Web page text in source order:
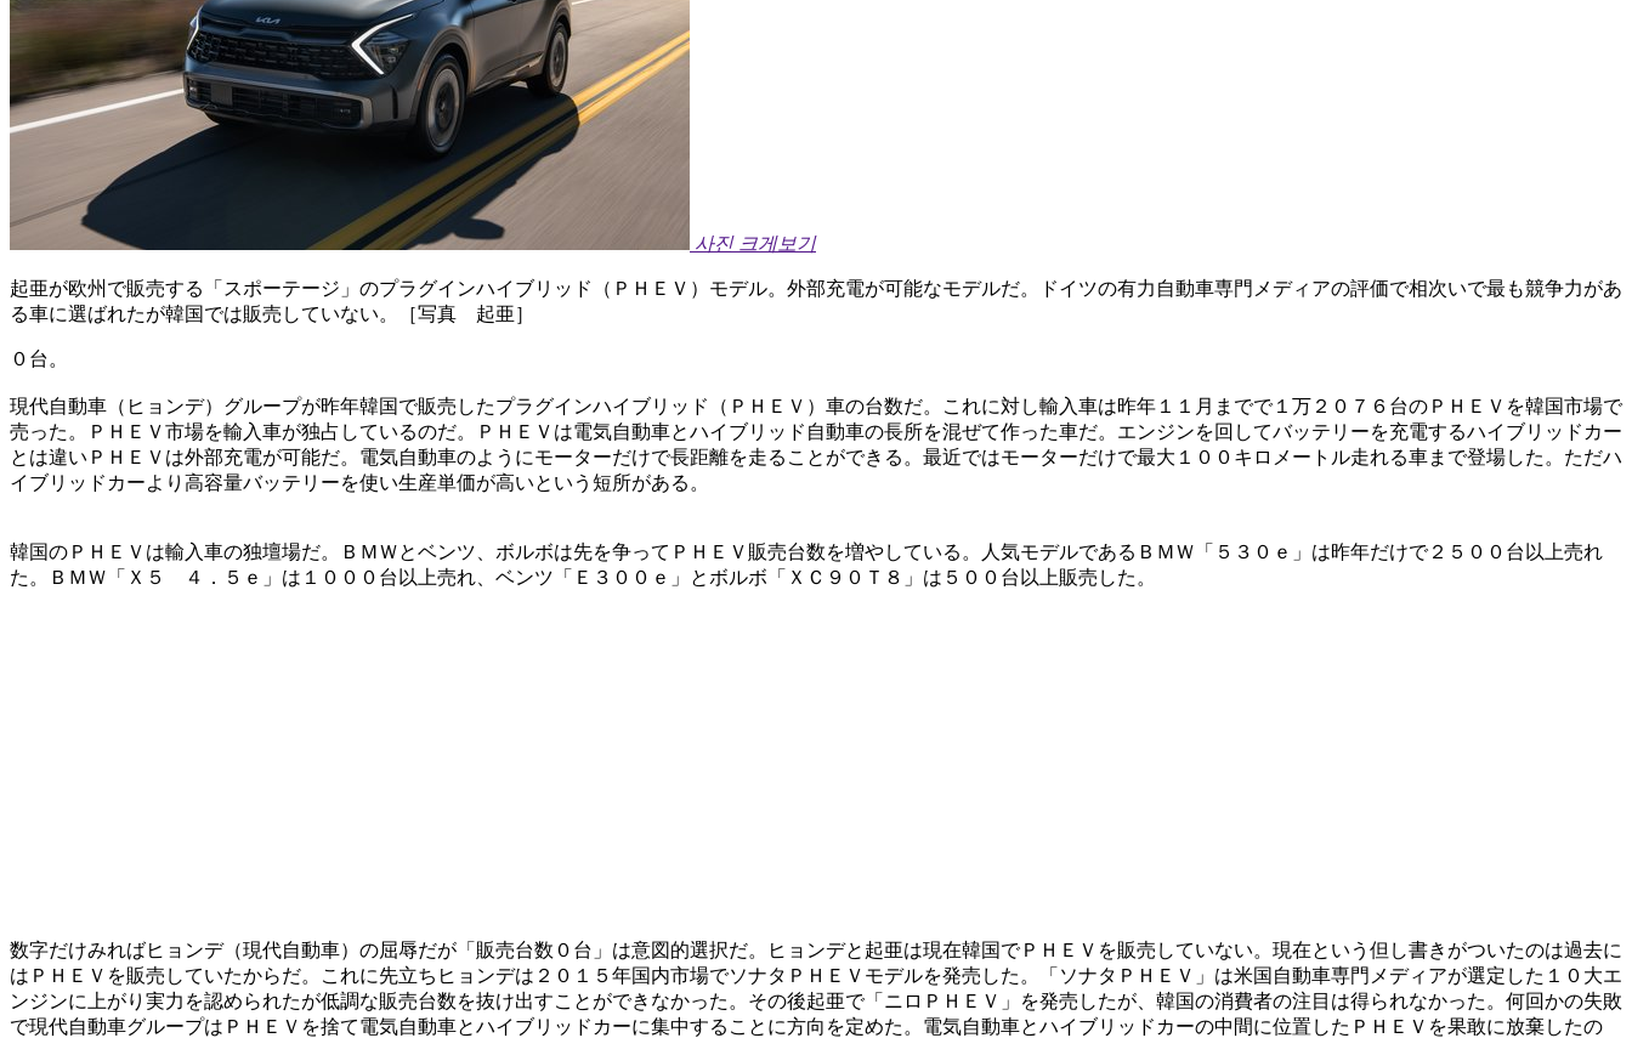
사진 크게보기
起亜が欧州で販売する「スポーテージ」のプラグインハイブリッド（ＰＨＥＶ）モデル。外部充電が可能なモデルだ。ドイツの有力自動車専門メディアの評価で相次いで最も競争力があ
る車に選ばれたが韓国では販売していない。［写真 起亜］
０台。
現代自動車（ヒョンデ）グループが昨年韓国で販売したプラグインハイブリッド（ＰＨＥＶ）車の台数だ。これに対し輸入車は昨年１１月までで１万２０７６台のＰＨＥＶを韓国市場で
売った。ＰＨＥＶ市場を輸入車が独占しているのだ。ＰＨＥＶは電気自動車とハイブリッド自動車の長所を混ぜて作った車だ。エンジンを回してバッテリーを充電するハイブリッドカー
とは違いＰＨＥＶは外部充電が可能だ。電気自動車のようにモーターだけで長距離を走ることができる。最近ではモーターだけで最大１００キロメートル走れる車まで登場した。ただハ
イブリッドカーより高容量バッテリーを使い生産単価が高いという短所がある。
韓国のＰＨＥＶは輸入車の独壇場だ。ＢＭＷとベンツ、ボルボは先を争ってＰＨＥＶ販売台数を増やしている。人気モデルであるＢＭＷ「５３０ｅ」は昨年だけで２５００台以上売れ
た。ＢＭＷ「Ｘ５ ４．５ｅ」は１０００台以上売れ、ベンツ「Ｅ３００ｅ」とボルボ「ＸＣ９０Ｔ８」は５００台以上販売した。
数字だけみればヒョンデ（現代自動車）の屈辱だが「販売台数０台」は意図的選択だ。ヒョンデと起亜は現在韓国でＰＨＥＶを販売していない。現在という但し書きがついたのは過去に
はＰＨＥＶを販売していたからだ。これに先立ちヒョンデは２０１５年国内市場でソナタＰＨＥＶモデルを発売した。「ソナタＰＨＥＶ」は米国自動車専門メディアが選定した１０大エ
ンジンに上がり実力を認められたが低調な販売台数を抜け出すことができなかった。その後起亜で「ニロＰＨＥＶ」を発売したが、韓国の消費者の注目は得られなかった。何回かの失敗
で現代自動車グループはＰＨＥＶを捨て電気自動車とハイブリッドカーに集中することに方向を定めた。電気自動車とハイブリッドカーの中間に位置したＰＨＥＶを果敢に放棄したの